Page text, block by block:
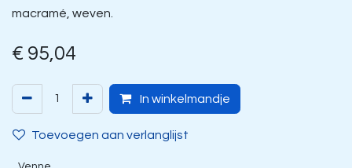
macramé, weven.
€ 95,04
In winkelmandje
Toevoegen aan verlanglijst